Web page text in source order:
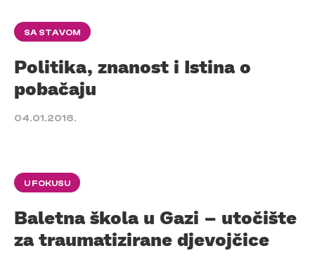
SA STAVOM
Politika, znanost i Istina o
pobačaju
04.01.2016.
U FOKUSU
Baletna škola u Gazi – utočište
za traumatizirane djevojčice